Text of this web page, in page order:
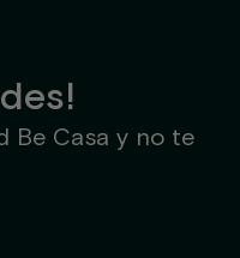
Be Casa y no te